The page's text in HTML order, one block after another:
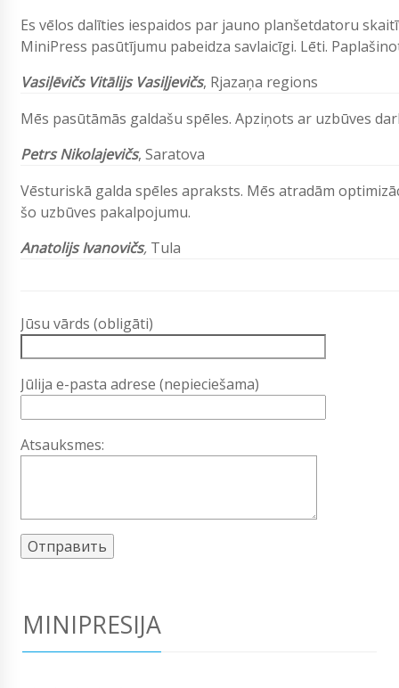
Es vēlos dalīties iespaidos par jauno planšetdatoru
MiniPress pasūtījumu pabeidza savlaicīgi. Lēti.
Vasiļēvičs Vitālijs Vasiļjevičs, Rjazaņa regions
Mēs pasūtāmās galdašu spēles. Apziņots ar uzbūves
Petrs Nikolajevičs, Saratova
Vēsturiskā galda spēles apraksts. Mēs atradām
šo uzbūves pakalpojumu.
Anatolijs Ivanovičs, Tula
Jūsu vārds (obligāti)
Jūlija e-pasta adrese (nepieciešama)
Atsauksmes:
MINIPRESIJA